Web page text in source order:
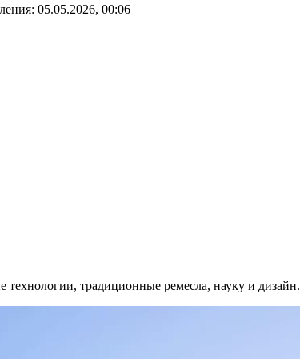
05.05.2026, 00:06
технологии, традиционные ремесла, науку и дизайн.